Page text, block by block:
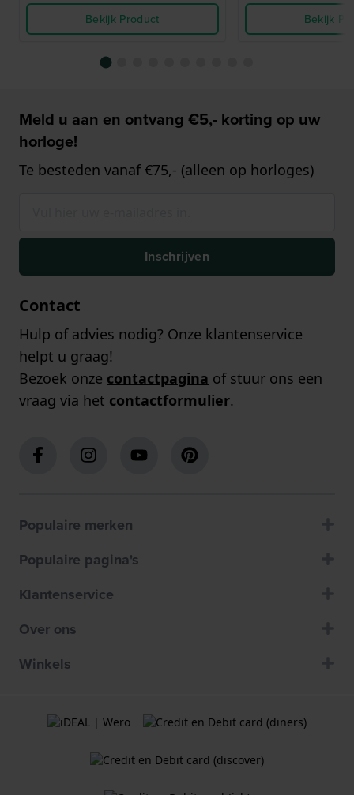
Bekijk Product
Bekijk
Meld u aan en ontvang €5,- korting op uw
horloge!
Te besteden vanaf €75,- (alleen op horloges)
Inschrijven
Contact
Hulp of advies nodig? Onze klantenservice
helpt u graag!
Bezoek onze contactpagina of stuur ons een
vraag via het contactformulier.
Populaire merken
Populaire pagina's
Klantenservice
Over ons
Winkels